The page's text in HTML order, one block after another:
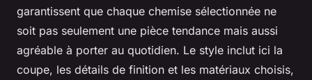
garantissent que chaque chemise sélectionnée ne
soit pas seulement une pièce tendance mais aussi
agréable à porter au quotidien. Le style inclut ici la
coupe, les détails de finition et les matériaux choisis,